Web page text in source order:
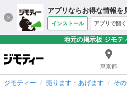
アプリならお得な情報を
インストール アプリで開く
地元の掲示板 ジモテ
東京都
ジモティー 売ります・あげます そ